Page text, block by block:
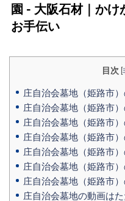
園 - 大阪石材｜か
お手伝い
目次
庄自治会墓地（姫路市
庄自治会墓地（姫路市
庄自治会墓地（姫路市
庄自治会墓地（姫路市
庄自治会墓地（姫路市
庄自治会墓地（姫路市
庄自治会墓地（姫路市
庄自治会墓地の動画は